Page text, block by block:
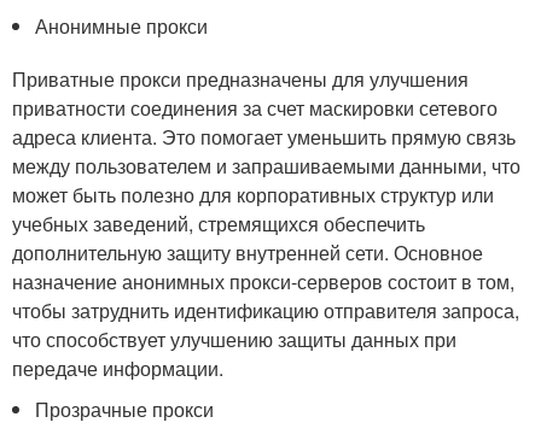
Анонимные прокси
Приватные прокси предназначены для улучшения
приватности соединения за счет маскировки сетевого
адреса клиента. Это помогает уменьшить прямую связь
между пользователем и запрашиваемыми данными, что
может быть полезно для корпоративных структур или
учебных заведений, стремящихся обеспечить
дополнительную защиту внутренней сети. Основное
назначение анонимных прокси-серверов состоит в том,
чтобы затруднить идентификацию отправителя запроса,
что способствует улучшению защиты данных при
передаче информации.
Прозрачные прокси